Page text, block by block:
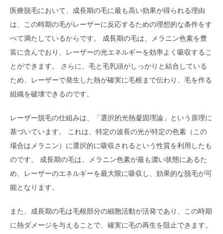
医療脱毛において、成長期の毛に最も高い効果が得られる理由
は、この時期の毛がレーザーに反応するための理想的な条件をす
べて満たしているからです。 成長期の毛は、メラニン色素を豊
富に含んでおり、レーザーの光エネルギーを効率よく吸収するこ
とができます。 さらに、毛と毛乳頭がしっかりと結合している
ため、レーザーで発生した熱が確実に毛根まで伝わり、毛を作る
組織を破壊できるのです。
レーザー脱毛の仕組みは、「選択的光熱凝固理論」という原理に
基づいています。 これは、特定の波長の光が特定の色素（この
場合はメラニン）に選択的に吸収されるという性質を利用したも
のです。 成長期の毛は、メラニン色素が最も濃い状態にあるた
め、レーザーのエネルギーを最大限に吸収し、効果的な脱毛が可
能となります。
また、成長期の毛は毛根部分の細胞活動が活発であり、この時期
に熱ダメージを与えることで、確実に毛の再生を阻止できます。